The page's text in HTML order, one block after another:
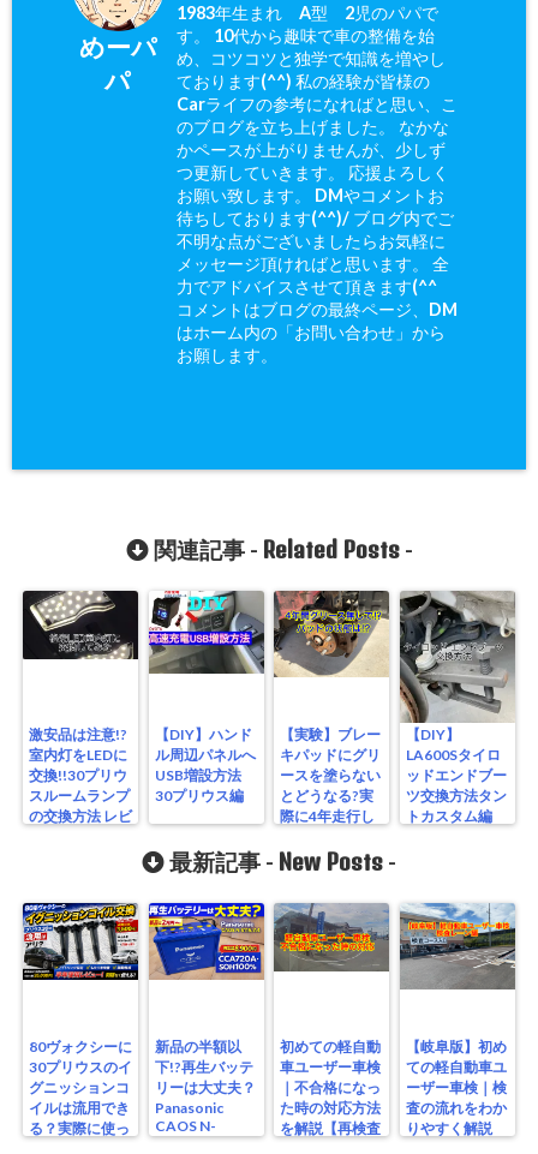
めーパ
パ
1983年生まれ A型 2児のパパで
す。 10代から趣味で車の整備を始
め、コツコツと独学で知識を増やし
ております(^^) 私の経験が皆様の
Carライフの参考になればと思い、こ
のブログを立ち上げました。 なかな
かペースが上がりませんが、少しず
つ更新していきます。 応援よろしく
お願い致します。 DMやコメントお
待ちしております(^^)/ ブログ内でご
不明な点がございましたらお気軽に
メッセージ頂ければと思います。 全
力でアドバイスさせて頂きます(^^ゞ
コメントはブログの最終ページ、DM
はホーム内の「お問い合わせ」から
お願します。
関連記事 - Related Posts-
激安品は注意!?
室内灯をLEDに
交換!!30プリウ
スルームランプ
の交換方法 レビ
【DIY】ハンド
ル周辺パネルへ
USB増設方法
30プリウス編
【実験】ブレー
キパッドにグリ
ースを塗らない
とどうなる?実
際に4年走行し
【DIY】
LA600Sタイロ
ッドエンドブー
ツ交換方法タン
トカスタム編
最新記事 - New Posts -
80ヴォクシーに
30プリウスのイ
グニッションコ
イルは流用でき
る？実際に使っ
新品の半額以
下!?再生バッテ
リーは大丈夫？
Panasonic
CAOS N-
S115/A4を実測
初めての軽自動
車ユーザー車検
｜不合格になっ
た時の対応方法
を解説【再検査
【岐阜版】初め
ての軽自動車ユ
ーザー車検｜検
査の流れをわか
りやすく解説